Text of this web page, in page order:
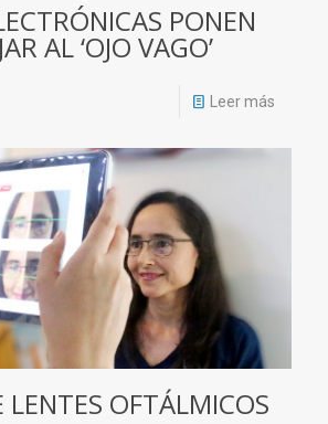
PONEN
AL ‘OJO VAGO’
Leer más
LENTES OFTÁLMICOS